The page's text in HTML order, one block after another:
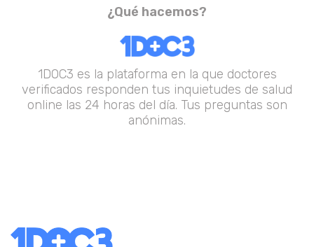
¿Qué hacemos?
1DOC3 es la plataforma en la que doctores
verificados responden tus inquietudes de salud
online las 24 horas del día. Tus preguntas son
anónimas.